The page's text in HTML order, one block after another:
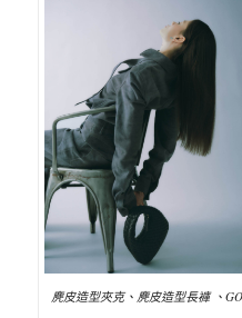
麂皮造型夾克、麂皮造型長褲 、